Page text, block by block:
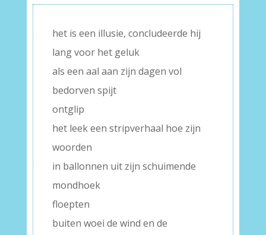
het is een illusie, concludeerde hij
lang voor het geluk
als een aal aan zijn dagen vol
bedorven spijt
ontglip
het leek een stripverhaal hoe zijn
woorden
in ballonnen uit zijn schuimende
mondhoek
floepten
buiten woei de wind en de